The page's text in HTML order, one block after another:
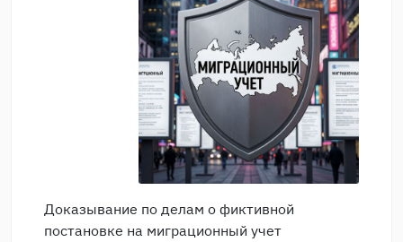
Доказывание по делам о фиктивной
постановке на миграционный учет